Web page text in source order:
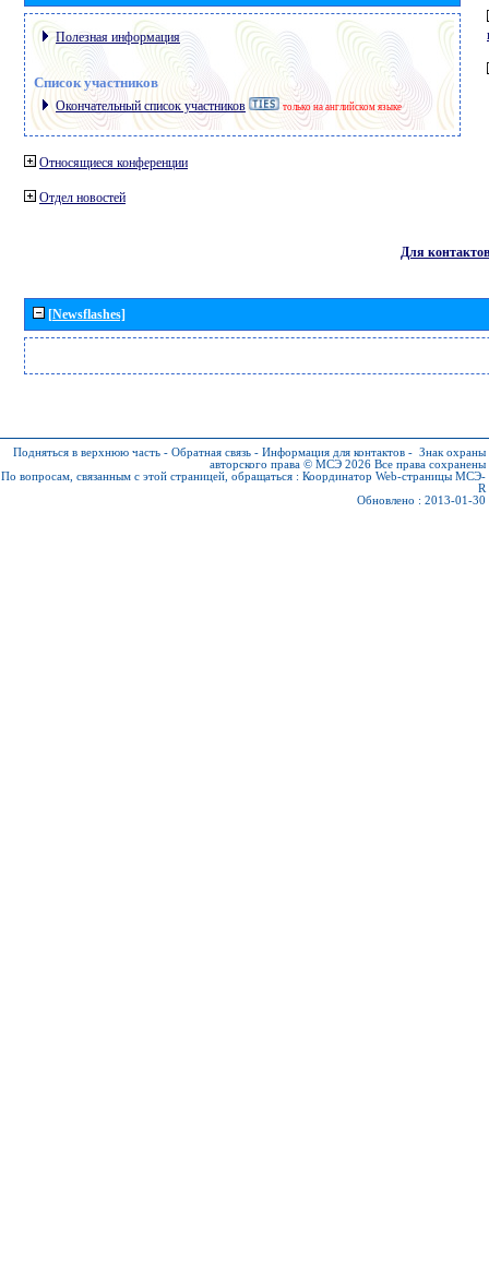
Полезная информация
Список участников
Окончательный список участников только на английском языке
Относящиеся конференции
Отдел новостей
Для контактов
[Newsflashes]
Подняться в верхнюю часть - Обратная связь - Информация для контактов - Знак охраны
авторского права © МСЭ 2026 Все права сохранены
По вопросам, связанным с этой страницей, обращаться : Координатор Web-страницы МСЭ-
R
Обновлено : 2013-01-30